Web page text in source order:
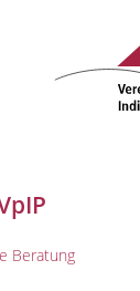
Beratung